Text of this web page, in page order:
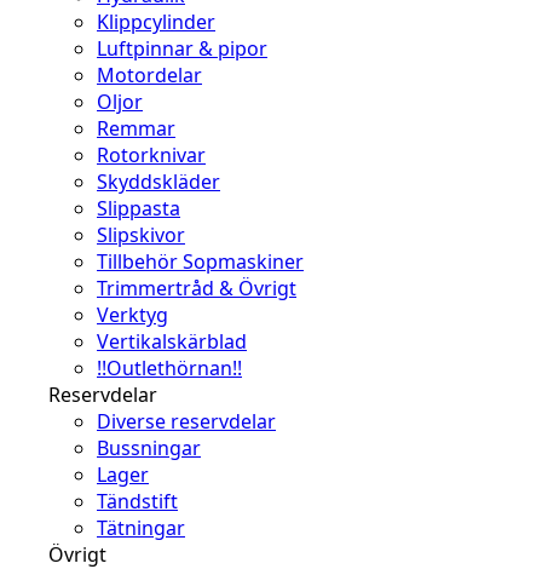
Klippcylinder
Luftpinnar & pipor
Motordelar
Oljor
Remmar
Rotorknivar
Skyddskläder
Slippasta
Slipskivor
Tillbehör Sopmaskiner
Trimmertråd & Övrigt
Verktyg
Vertikalskärblad
!!Outlethörnan!!
Reservdelar
Diverse reservdelar
Bussningar
Lager
Tändstift
Tätningar
Övrigt